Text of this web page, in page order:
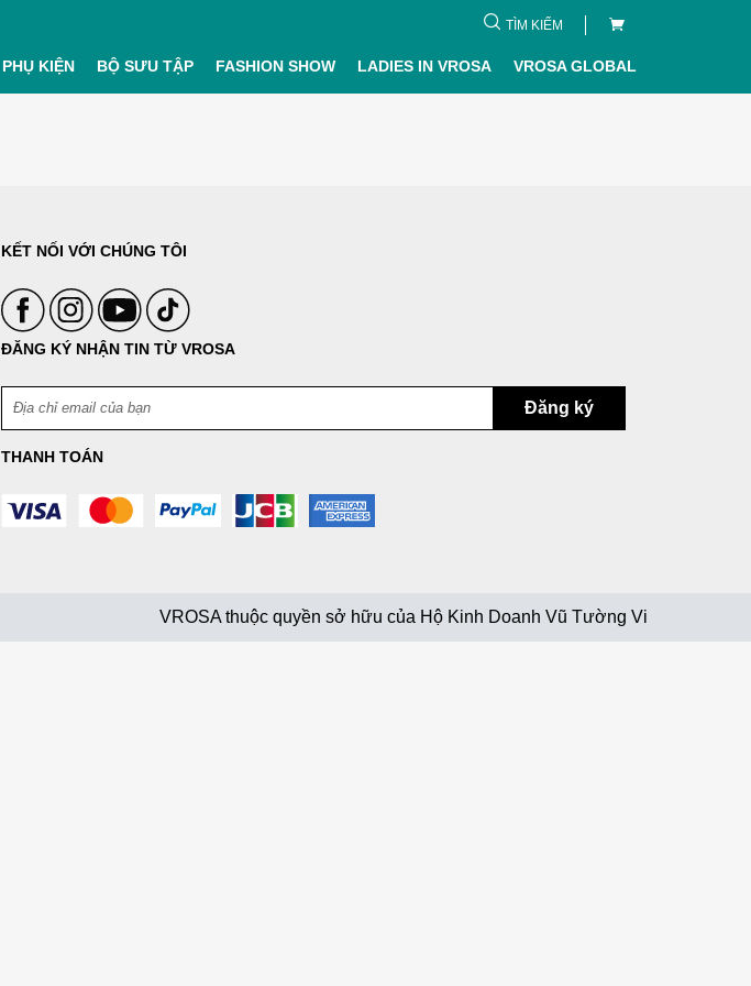
TÌM KIẾM
PHỤ KIỆN BỘ SƯU TẬP FASHION SHOW LADIES IN VROSA VROSA GLOBAL
KẾT NỐI VỚI CHÚNG TÔI
ĐĂNG KÝ NHẬN TIN TỪ VROSA
THANH TOÁN
VROSA thuộc quyền sở hữu của Hộ Kinh Doanh Vũ Tường Vi